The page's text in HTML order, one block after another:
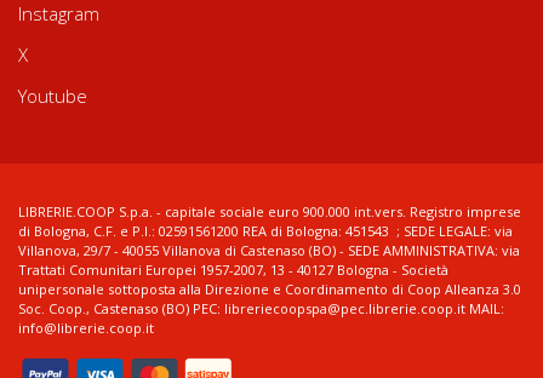
Instagram
X
Youtube
LIBRERIE.COOP S.p.a. - capitale sociale euro 900.000 int.vers. Registro imprese
di Bologna, C.F. e P.I.: 02591561200 REA di Bologna: 451543 ; SEDE LEGALE: via
Villanova, 29/7 - 40055 Villanova di Castenaso (BO) - SEDE AMMINISTRATIVA: via
Trattati Comunitari Europei 1957-2007, 13 - 40127 Bologna - Società
unipersonale sottoposta alla Direzione e Coordinamento di Coop Alleanza 3.0
Soc. Coop., Castenaso (BO) PEC: libreriecoopspa@pec.librerie.coop.it MAIL:
info@librerie.coop.it